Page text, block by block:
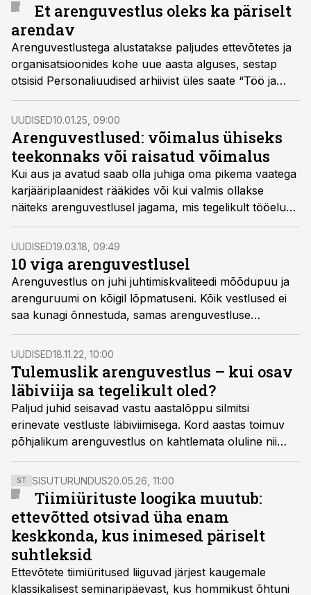
Et arenguvestlus oleks ka päriselt
arendav
Arenguvestlustega alustatakse paljudes ettevõtetes ja
organisatsioonides kohe uue aasta alguses, sestap
otsisid Personaliuudised arhiivist üles saate “Töö ja
palk” salvestise, et enne vestluste perioodi meenutada,
mis on nende tegelik eesmärk ja kuidas need
maksimaalselt tööle panna.
UUDISED10.01.25, 09:00
Arenguvestlused: võimalus ühiseks
teekonnaks või raisatud võimalus
Kui aus ja avatud saab olla juhiga oma pikema vaatega
karjääriplaanidest rääkides või kui valmis ollakse
näiteks arenguvestlusel jagama, mis tegelikult tööelus
pingeid või rahulolematust põhjustab? Kuidas neid
teemasid arutada, kui ehk inimesel endalgi pole päris
selge, mis seda sisemist kripeldust tekitab või kus
suunas edasi areneda sooviks?
UUDISED19.03.18, 09:49
10 viga arenguvestlusel
Arenguvestlus on juhi juhtimiskvaliteedi mõõdupuu ja
arenguruumi on kõigil lõpmatuseni. Kõik vestlused ei
saa kunagi õnnestuda, samas arenguvestluse
potentsiaal motiveerida ja anda inimestele tiivad, on
väga suur. Arenguvestluse küsimused on vestluse
õnnestumisel kesksel kohal, samas headest
küsimustest ei piisa kaugeltki. Aga alustame algusest.
UUDISED18.11.22, 10:00
Tulemuslik arenguvestlus – kui osav
läbiviija sa tegelikult oled?
Paljud juhid seisavad vastu aastalõppu silmitsi
erinevate vestluste läbiviimisega. Kord aastas toimuv
põhjalikum arenguvestlus on kahtlemata oluline nii
töötajale kui juhile endale ja lisab pisut pinget mõlemale
poolele. See aga, milline tulemus vestlusel on, sõltub
paljudest teguritest, kuid eelkõige siiski juhi seatud
eesmärgist ja arenguvestluse läbiviimise oskustest.
ST SISUTURUNDUS20.05.26, 11:00
Tiimiürituste loogika muutub:
ettevõtted otsivad üha enam
keskkonda, kus inimesed päriselt
suhtleksid
Ettevõtete tiimiüritused liiguvad järjest kaugemale
klassikalisest seminaripäevast, kus hommikust õhtuni